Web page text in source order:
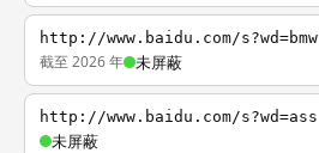
http://www.baidu.com/s?wd=bmw
截至 2026 年 未屏蔽
http://www.baidu.com/s?wd=ass
未屏蔽